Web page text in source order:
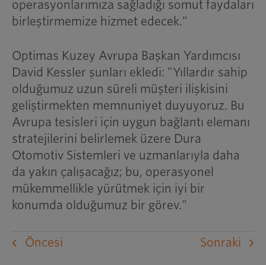
operasyonlarımıza sağladığı somut faydaları
birleştirmemize hizmet edecek."
Optimas Kuzey Avrupa Başkan Yardımcısı
David Kessler şunları ekledi: "Yıllardır sahip
olduğumuz uzun süreli müşteri ilişkisini
geliştirmekten memnuniyet duyuyoruz. Bu
Avrupa tesisleri için uygun bağlantı elemanı
stratejilerini belirlemek üzere Dura
Otomotiv Sistemleri ve uzmanlarıyla daha
da yakın çalışacağız; bu, operasyonel
mükemmellikle yürütmek için iyi bir
konumda olduğumuz bir görev."
Öncesi Sonraki